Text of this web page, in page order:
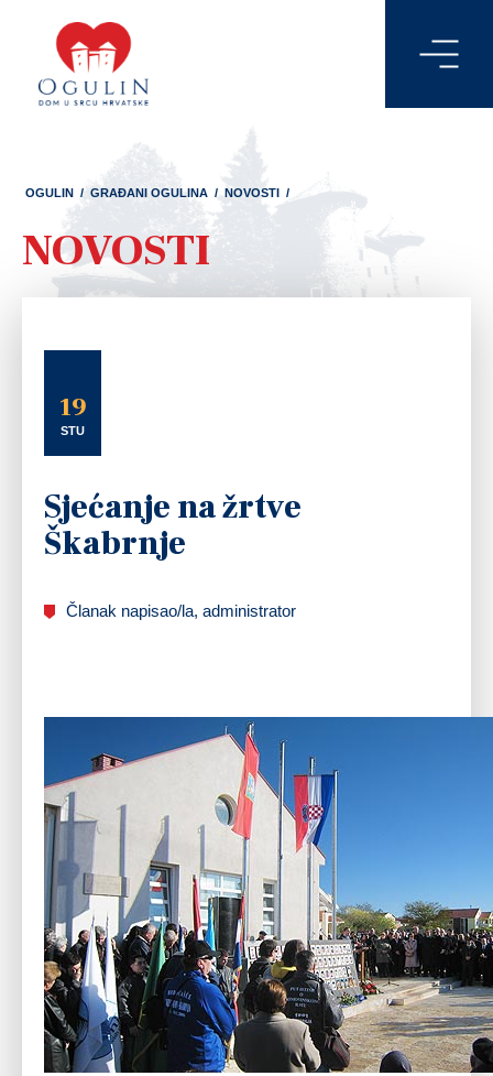
OGULIN / GRAĐANI OGULINA / NOVOSTI /
NOVOSTI
19
STU
Sjećanje na žrtve
Škabrnje
Članak napisao/la, administrator